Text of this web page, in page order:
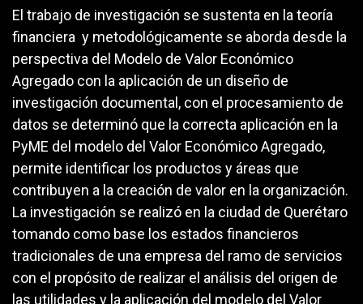
El trabajo de investigación se sustenta en la teoría
financiera y metodológicamente se aborda desde la
perspectiva del Modelo de Valor Económico
Agregado con la aplicación de un diseño de
investigación documental, con el procesamiento de
datos se determinó que la correcta aplicación en la
PyME del modelo del Valor Económico Agregado,
permite identificar los productos y áreas que
contribuyen a la creación de valor en la organización.
La investigación se realizó en la ciudad de Querétaro
tomando como base los estados financieros
tradicionales de una empresa del ramo de servicios
con el propósito de realizar el análisis del origen de
las utilidades y la aplicación del modelo del Valor